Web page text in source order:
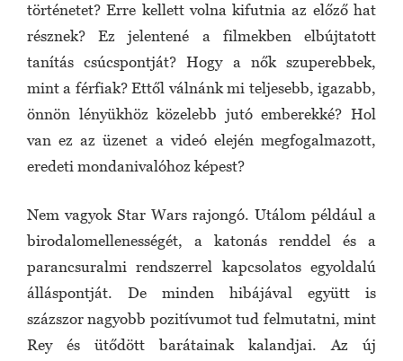
történetet? Erre kellett volna kifutnia az előző hat
résznek? Ez jelentené a filmekben elbújtatott
tanítás csúcspontját? Hogy a nők szuperebbek,
mint a férfiak? Ettől válnánk mi teljesebb, igazabb,
önnön lényükhöz közelebb jutó emberekké? Hol
van ez az üzenet a videó elején megfogalmazott,
eredeti mondanivalóhoz képest?
Nem vagyok Star Wars rajongó. Utálom például a
birodalomellenességét, a katonás renddel és a
parancsuralmi rendszerrel kapcsolatos egyoldalú
álláspontját. De minden hibájával együtt is
százszor nagyobb pozitívumot tud felmutatni, mint
Rey és ütődött barátainak kalandjai. Az új